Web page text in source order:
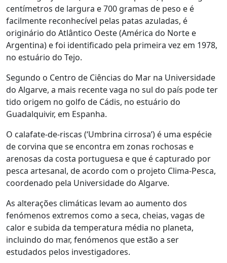
centímetros de largura e 700 gramas de peso e é
facilmente reconhecível pelas patas azuladas, é
originário do Atlântico Oeste (América do Norte e
Argentina) e foi identificado pela primeira vez em 1978,
no estuário do Tejo.
Segundo o Centro de Ciências do Mar na Universidade
do Algarve, a mais recente vaga no sul do país pode ter
tido origem no golfo de Cádis, no estuário do
Guadalquivir, em Espanha.
O calafate-de-riscas (‘Umbrina cirrosa’) é uma espécie
de corvina que se encontra em zonas rochosas e
arenosas da costa portuguesa e que é capturado por
pesca artesanal, de acordo com o projeto Clima-Pesca,
coordenado pela Universidade do Algarve.
As alterações climáticas levam ao aumento dos
fenómenos extremos como a seca, cheias, vagas de
calor e subida da temperatura média no planeta,
incluindo do mar, fenómenos que estão a ser
estudados pelos investigadores.